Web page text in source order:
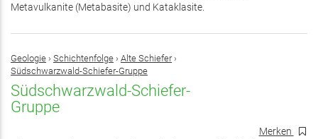
Metavulkanite (Metabasite) und Kataklasite.
Geologie › Schichtenfolge › Alte Schiefer›
Südschwarzwald-Schiefer-Gruppe
Südschwarzwald-Schiefer-
Gruppe
Merken